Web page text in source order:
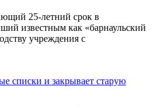
25-летний срок в
известным как «барнаульский
учреждения с
списки и закрывает старую